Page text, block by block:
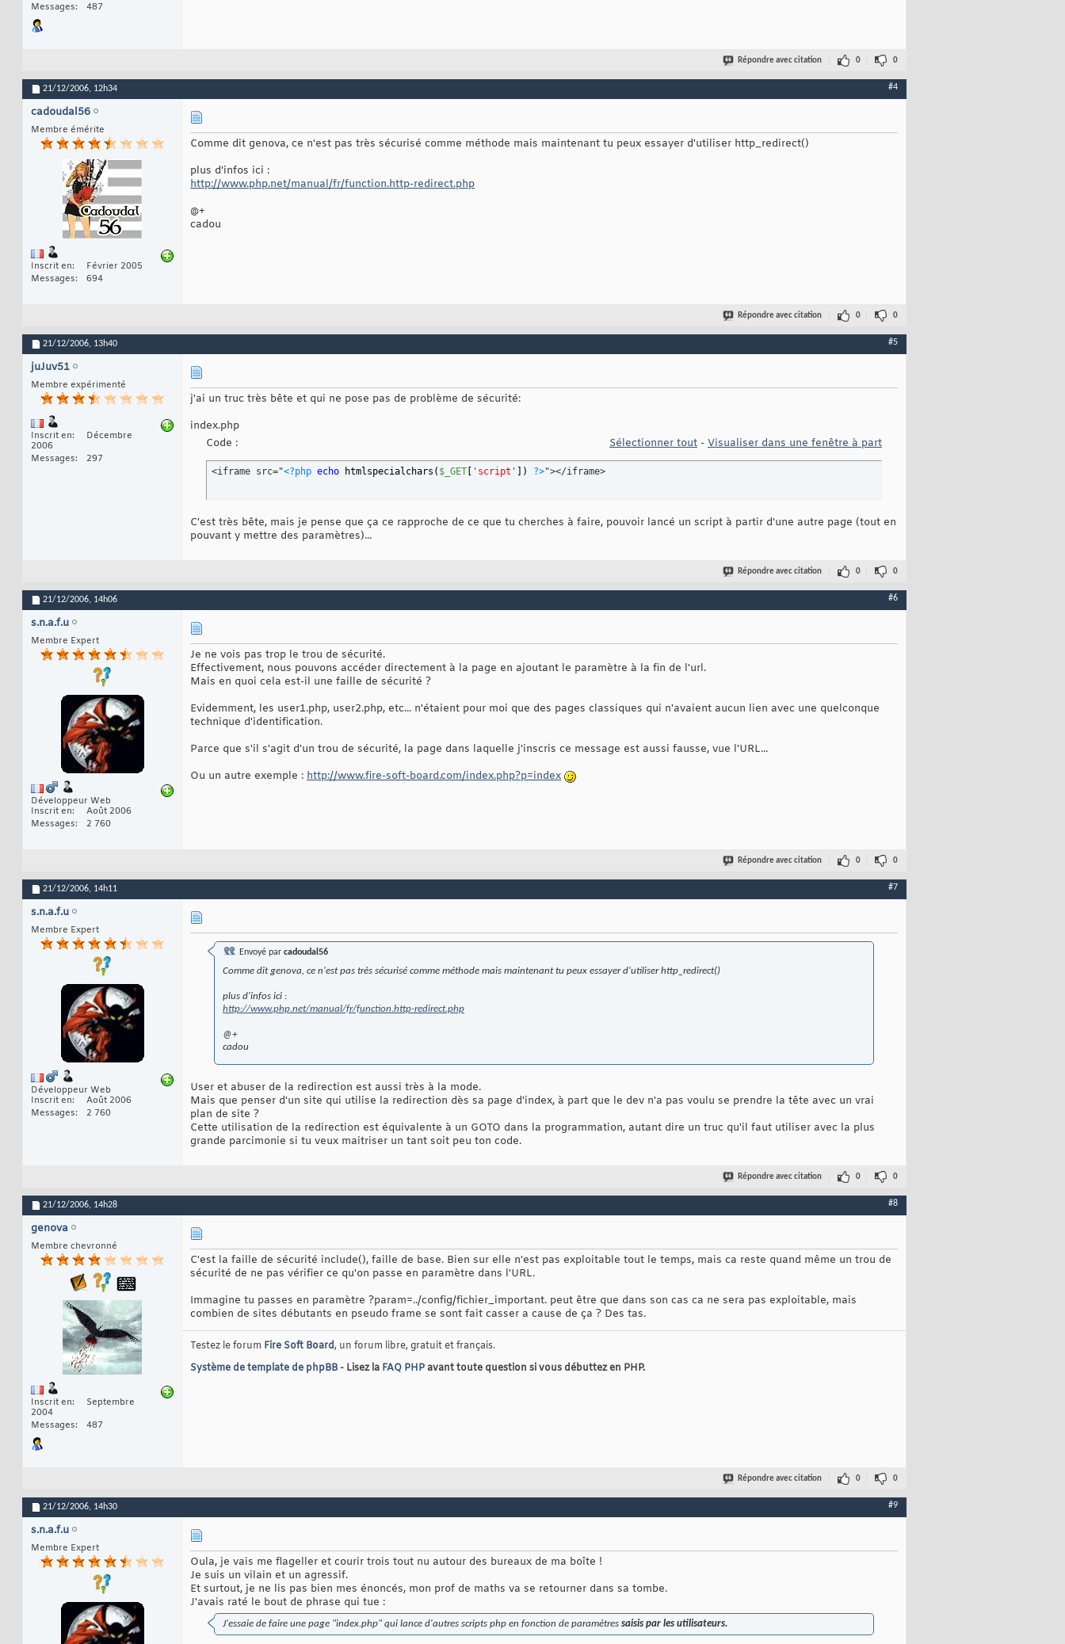
Messages
487
Répondre avec citation 0 0
21/12/2006, 12h34 #4
cadoudal56
Membre émérite
Inscrit en
Février 2005
Messages
694
Comme dit genova, ce n'est pas très sécurisé comme méthode mais maintenant tu peux essayer d'utiliser http_redirect()
plus d'infos ici :
http://www.php.net/manual/fr/function.http-redirect.php
@+
cadou
Répondre avec citation 0 0
21/12/2006, 13h40 #5
juJuv51
Membre expérimenté
Inscrit en
Décembre
2006
Messages
297
j'ai un truc très bête et qui ne pose pas de problème de sécurité:
index.php
Code :
Sélectionner tout - Visualiser dans une fenêtre à part
<iframe src="<?php echo htmlspecialchars ( $_GET [ 'script' ] ) ?>"></iframe>
C'est très bête, mais je pense que ça ce rapproche de ce que tu cherches à faire, pouvoir lancé un script à partir d'une autre page (tout en
pouvant y mettre des paramètres)...
Répondre avec citation 0 0
21/12/2006, 14h06 #6
s.n.a.f.u
Membre Expert
Développeur Web
Inscrit en
Août 2006
Messages
2 760
Je ne vois pas trop le trou de sécurité.
Effectivement, nous pouvons accéder directement à la page en ajoutant le paramètre à la fin de l'url.
Mais en quoi cela est-il une faille de sécurité ?
Evidemment, les user1.php, user2.php, etc... n'étaient pour moi que des pages classiques qui n'avaient aucun lien avec une quelconque
technique d'identification.
Parce que s'il s'agit d'un trou de sécurité, la page dans laquelle j'inscris ce message est aussi fausse, vue l'URL...
Ou un autre exemple : http://www.fire-soft-board.com/index.php?p=index
Répondre avec citation 0 0
21/12/2006, 14h11 #7
s.n.a.f.u
Membre Expert
Développeur Web
Inscrit en
Août 2006
Messages
2 760
Envoyé par cadoudal56
Comme dit genova, ce n'est pas très sécurisé comme méthode mais maintenant tu peux essayer d'utiliser http_redirect()
plus d'infos ici :
http://www.php.net/manual/fr/function.http-redirect.php
@+
cadou
User et abuser de la redirection est aussi très à la mode.
Mais que penser d'un site qui utilise la redirection dès sa page d'index, à part que le dev n'a pas voulu se prendre la tête avec un vrai
plan de site ?
Cette utilisation de la redirection est équivalente à un GOTO dans la programmation, autant dire un truc qu'il faut utiliser avec la plus
grande parcimonie si tu veux maitriser un tant soit peu ton code.
Répondre avec citation 0 0
21/12/2006, 14h28 #8
genova
Membre chevronné
Inscrit en
Septembre
2004
Messages
487
C'est la faille de sécurité include(), faille de base. Bien sur elle n'est pas exploitable tout le temps, mais ca reste quand même un trou de
sécurité de ne pas vérifier ce qu'on passe en paramètre dans l'URL.
Immagine tu passes en paramètre ?param=../config/fichier_important. peut être que dans son cas ca ne sera pas exploitable, mais
combien de sites débutants en pseudo frame se sont fait casser a cause de ça ? Des tas.
Testez le forum Fire Soft Board, un forum libre, gratuit et français.
Système de template de phpBB- Lisez la FAQ PHPavant toute question si vous débuttez en PHP.
Répondre avec citation 0 0
21/12/2006, 14h30 #9
s.n.a.f.u
Membre Expert
Oula, je vais me flageller et courir trois tout nu autour des bureaux de ma boîte !
Je suis un vilain et un agressif.
Et surtout, je ne lis pas bien mes énoncés, mon prof de maths va se retourner dans sa tombe.
J'avais raté le bout de phrase qui tue :
J'essaie de faire une page "index.php" qui lance d'autres scripts php en fonction de paramètres saisis par les utilisateurs.